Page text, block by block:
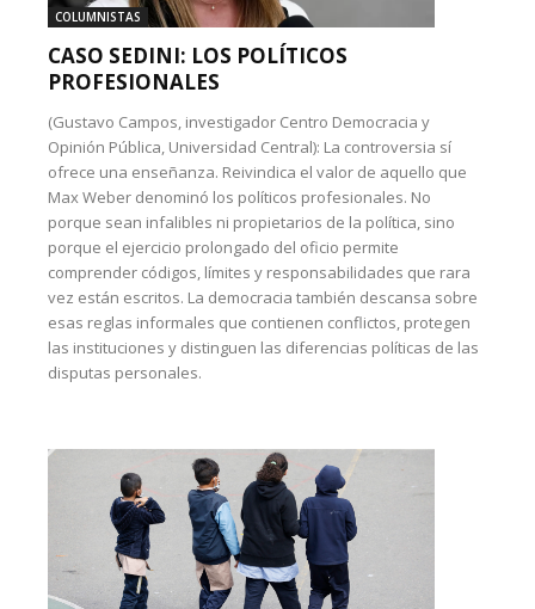
COLUMNISTAS
CASO SEDINI: LOS POLÍTICOS
PROFESIONALES
(Gustavo Campos, investigador Centro Democracia y
Opinión Pública, Universidad Central): La controversia sí
ofrece una enseñanza. Reivindica el valor de aquello que
Max Weber denominó los políticos profesionales. No
porque sean infalibles ni propietarios de la política, sino
porque el ejercicio prolongado del oficio permite
comprender códigos, límites y responsabilidades que rara
vez están escritos. La democracia también descansa sobre
esas reglas informales que contienen conflictos, protegen
las instituciones y distinguen las diferencias políticas de las
disputas personales.